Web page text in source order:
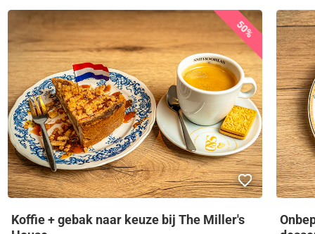
50%
Koffie + gebak naar keuze bij The Miller's